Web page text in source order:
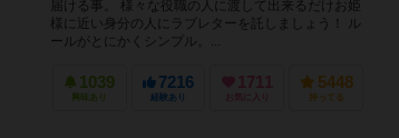
届ける事。 様々な役職の人に渡して出来るだけお姫
様に近い身分の人にラブレターを託しましょう！ ル
ールがとにかくシンプル。...
1039
興味あり
7216
経験あり
1711
お気に入り
5448
持ってる